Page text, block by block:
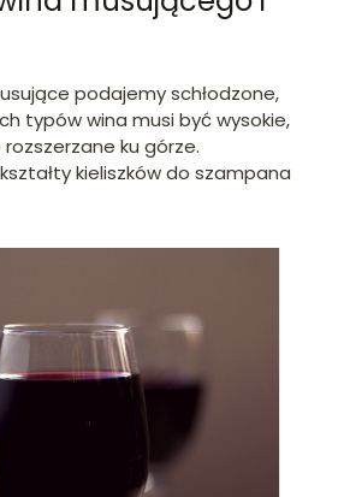
podajemy schłodzone,
typów wina musi być wysokie,
ku górze.
kieliszków do szampana